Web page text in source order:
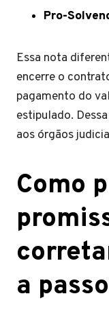
Pro-
Essa nota
encerre o
pagamento do
estipulado.
aos órgãos
Como
a passo